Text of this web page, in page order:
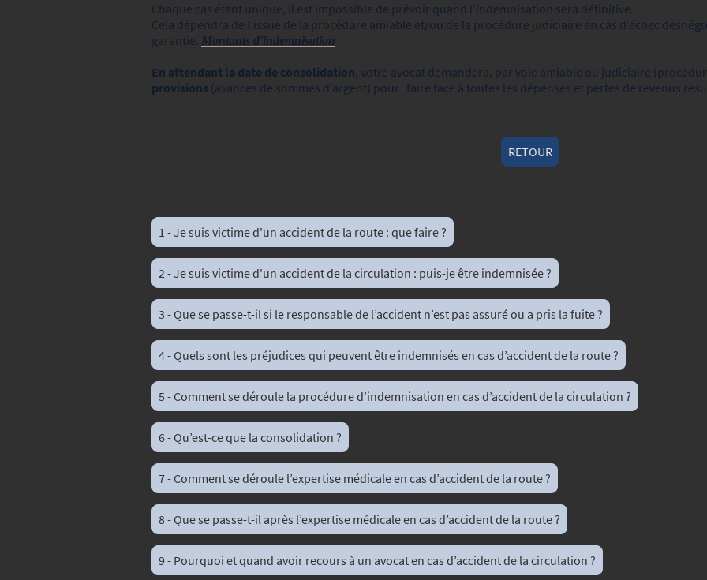
Chaque cas étant unique, il est impossible de prévoir quand l’indemnisation sera définitive.
Cela dépendra de l’issue de la procédure amiable et/ou de la procédure judiciaire en cas d’échec
garantie. Montants d'indemnisation
En attendant la date de consolidation, votre avocat demandera, par voie amiable ou judiciaire
provisions (avances de sommes d’argent) pour faire face à toutes les dépenses et pertes de revenus
RETOUR
1 - Je suis victime d'un accident de la route : que faire ?
2 - Je suis victime d'un accident de la circulation : puis-je être indemnisée ?
3 - Que se passe-t-il si le responsable de l’accident n’est pas assuré ou a pris la fuite ?
4 - Quels sont les préjudices qui peuvent être indemnisés en cas d’accident de la route ?
5 - Comment se déroule la procédure d’indemnisation en cas d’accident de la circulation ?
6 - Qu’est-ce que la consolidation ?
7 - Comment se déroule l’expertise médicale en cas d’accident de la route ?
8 - Que se passe-t-il après l’expertise médicale en cas d’accident de la route ?
9 - Pourquoi et quand avoir recours à un avocat en cas d’accident de la circulation ?